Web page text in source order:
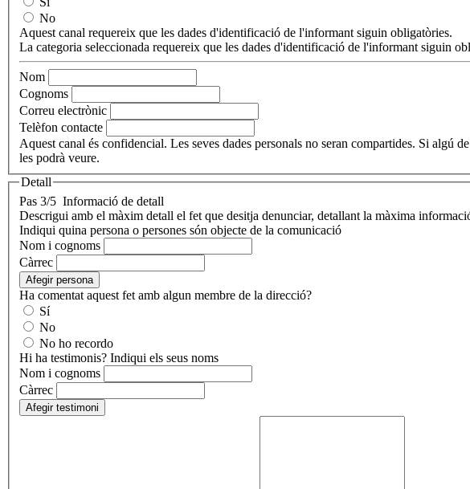
No
Aquest canal requereix que les dades d'identificació de l'informant siguin obligatòries.
La categoria seleccionada requereix que les dades d'identificació de l'informant siguin
Nom
Cognoms
Correu electrònic
Telèfon contacte
Aquest canal és confidencial. Les seves dades personals no seran compartides. Si algú
les podrà veure.
Detall
Pas 3/5 Informació de detall
Descrigui amb el màxim detall el fet que desitja denunciar, detallant la màxima
Indiqui quina persona o persones són objecte de la comunicació
Nom i cognoms
Càrrec
Afegir persona
Ha comentat aquest fet amb algun membre de la direcció?
Sí
No
No ho recordo
Hi ha testimonis? Indiqui els seus noms
Nom i cognoms
Càrrec
Afegir testimoni